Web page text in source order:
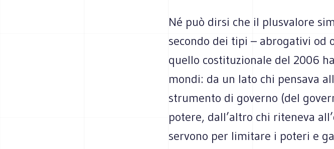
Né può dirsi che il plusvalore
secondo dei tipi – abrogativi od
quello costituzionale del 2006
mondi: da un lato chi pensava
strumento di governo (del
potere, dall’altro chi riteneva
servono per limitare i poteri e